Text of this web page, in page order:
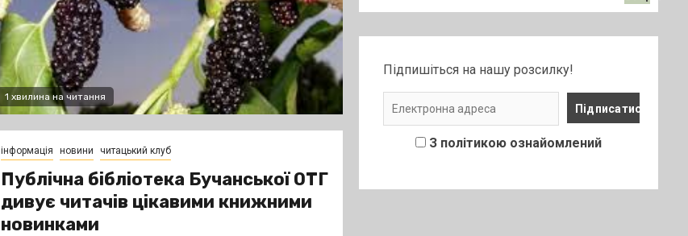
1 хвилина на читання
інформація новини читацький клуб
Публічна бібліотека Бучанської ОТГ
дивує читачів цікавими книжними
новинками
Підпишіться на нашу розсилку!
З політикою ознайомлений